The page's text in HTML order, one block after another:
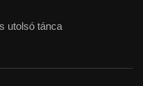
utolsó tánca